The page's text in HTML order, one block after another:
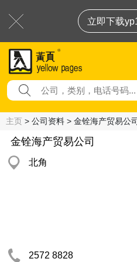
立即下载
主页 > 公司资料 > 金铨海产贸易公司
金铨海产贸易公司
北角
2572 8828